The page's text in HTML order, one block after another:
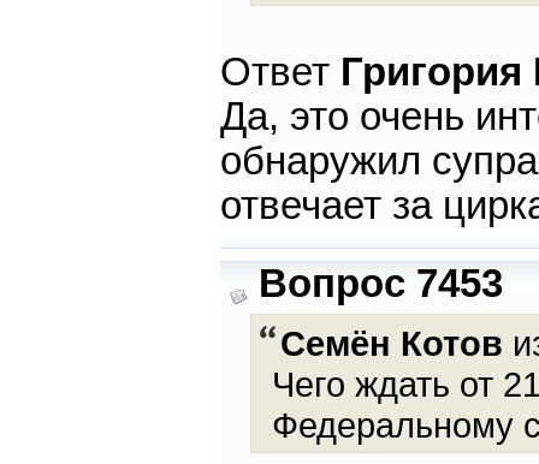
Ответ
Да, это очень
обнаружил
отвечает за
Вопрос 7453
Семён Котов
Чего ждать от
Федеральному